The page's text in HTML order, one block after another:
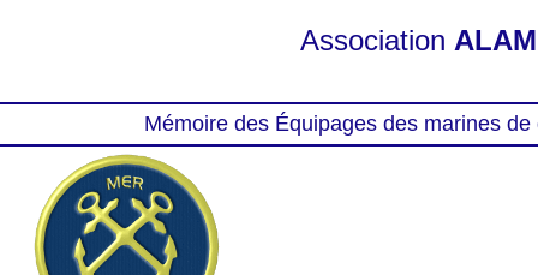
Association
Mémoire des Équipages des marines